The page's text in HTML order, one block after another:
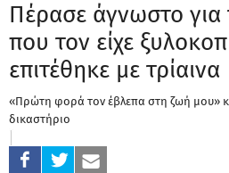
Πέρασε άγνωστο
που τον είχε
επιτέθηκε με τρίαινα
«Πρώτη φορά τον έβλεπα στη ζωή μου»
δικαστήριο